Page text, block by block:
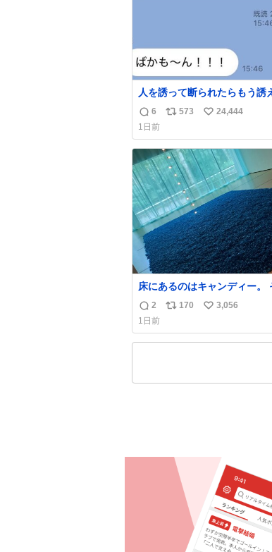
人を誘って断られたらもう誘
人、これ見て元気出してほしい
返
信
数
6
リ
ス
ト
数
573
い
ね
24,444
1日前
床にあるのはキャンディー。
くなった人と同等の重さだそ
は一つ持ち帰れますが、亡く
を持ち帰っているような感覚
勇気を出して口に入れたら、
返
信
数
2
リ
ス
170
い
ね
3,056
1日前